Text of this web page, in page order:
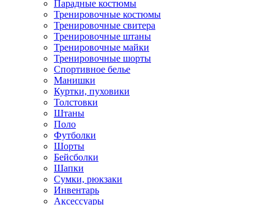
Парадные костюмы
Тренировочные костюмы
Тренировочные свитера
Тренировочные штаны
Тренировочные майки
Тренировочные шорты
Спортивное белье
Манишки
Куртки, пуховики
Толстовки
Штаны
Поло
Футболки
Шорты
Бейсболки
Шапки
Сумки, рюкзаки
Инвентарь
Аксессуары